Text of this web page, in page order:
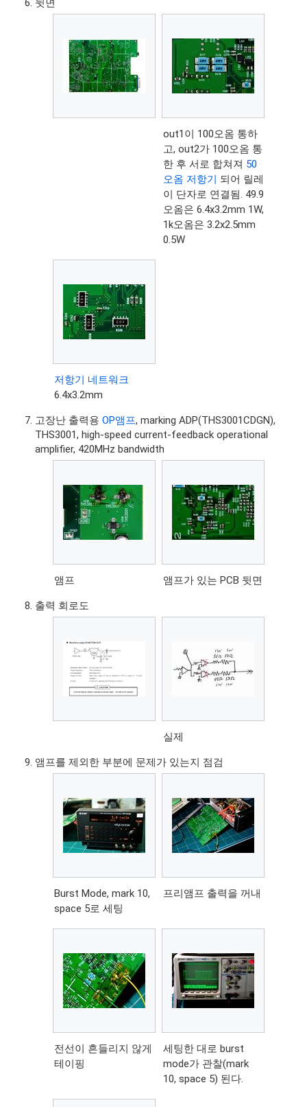
out1이 100오옴 통하
고, out2가 100오옴 통
한 후 서로 합쳐져 50
오옴 저항기 되어 릴레
이 단자로 연결됨. 49.9
오옴은 6.4x3.2mm 1W,
1k오옴은 3.2x2.5mm
0.5W
저항기 네트워크
6.4x3.2mm
고장난 출력용OP앰프, marking ADP(THS3001CDGN),
THS3001, high-speed current-feedback operational
amplifier, 420MHz bandwidth
앰프 앰프가 있는 PCB 뒷면
출력 회로도
실제
앰프를 제외한 부분에 문제가 있는지 점검
Burst Mode, mark 10,
space 5로 세팅
프리앰프 출력을 꺼내
전선이 흔들리지 않게
테이핑
세팅한 대로 burst
mode가 관찰(mark
10, space 5) 된다.